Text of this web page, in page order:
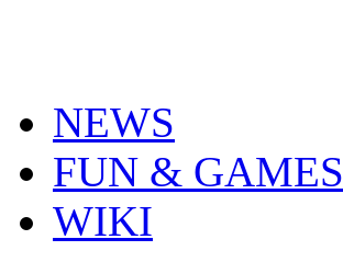
NEWS
FUN & GAMES
WIKI